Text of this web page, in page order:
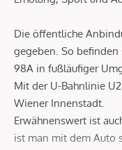
Die öffentliche
gegeben. So
98A in fußläufiger
Mit der U-Bahnlinie
Wiener Innenstadt.
Erwähnenswert ist
ist man mit dem Auto